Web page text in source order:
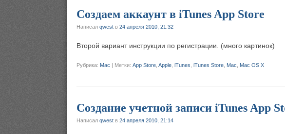
Создаем аккаунт в iTunes App Store
Написал qwest в 24 апреля 2010, 21:32
Второй вариант инструкции по регистрации. (много картинок)
Рубрика: Mac | Метки: App Store Apple iTunes iTunes Store Mac Mac OS X
Создание учетной записи iTunes App
Написал qwest в 24 апреля 2010, 21:14